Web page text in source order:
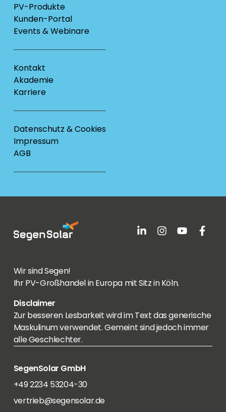
PV-Produkte
Kunden-Portal
Events & Webinare
Kontakt
Akademie
Karriere
Datenschutz & Cookies
Impressum
AGB
Wir sind Segen!
Ihr PV-Großhandel in Europa mit Sitz in Köln.
Disclaimer
Zur besseren Lesbarkeit wird im Text das generische
Maskulinum verwendet. Gemeint sind jedoch immer
alle Geschlechter.
SegenSolar GmbH
+49 2234 53204-30
vertrieb@segensolar.de